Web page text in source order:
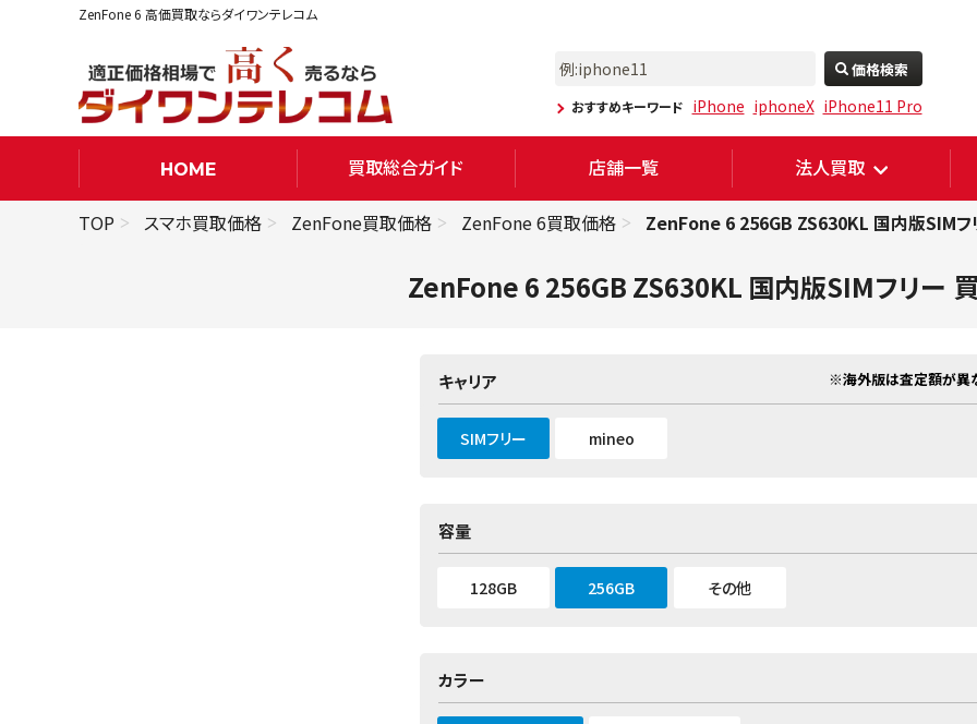
ZenFone 6 高価買取ならダイワンテレコム
価格検索
おすすめキーワード iPhone iphoneX iPhone11 Pro
HOME 買取総合ガイド 店舗一覧 法人買取
TOP スマホ買取価格 ZenFone買取価格 ZenFone 6買取価格 ZenFone 6 256GB ZS630KL 国内版SIMフ
ZenFone 6 256GB ZS630KL 国内版SIMフリー
キャリア ※海外版は査定額が異
SIMフリー mineo
容量
128GB 256GB その他
カラー